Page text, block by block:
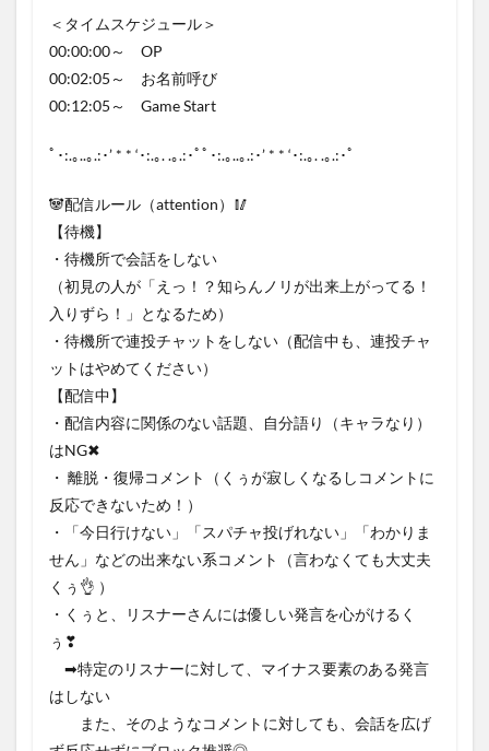
＜タイムスケジュール＞
00:00:00～ OP
00:02:05～ お名前呼び
00:12:05～ Game Start
ﾟ･:.｡..｡.:･’ * * ‘･:.｡. .｡.:･ﾟﾟ･:.｡..｡.:･’ * * ‘･:.｡. .｡.:･ﾟ
🐼配信ルール（attention）🥢
【待機】
・待機所で会話をしない
（初見の人が「えっ！？知らんノリが出来上がってる！
入りずら！」となるため）
・待機所で連投チャットをしない（配信中も、連投チャ
ットはやめてください）
【配信中】
・配信内容に関係のない話題、自分語り（キャラなり）
はNG✖
・ 離脱・復帰コメント（くぅが寂しくなるしコメントに
反応できないため！）
・「今日行けない」「スパチャ投げれない」「わかりま
せん」などの出来ない系コメント（言わなくても大丈夫
くぅ👌 ）
・くぅと、リスナーさんには優しい発言を心がけるく
ぅ❣
➡特定のリスナーに対して、マイナス要素のある発言
はしない
また、そのようなコメントに対しても、会話を広げ